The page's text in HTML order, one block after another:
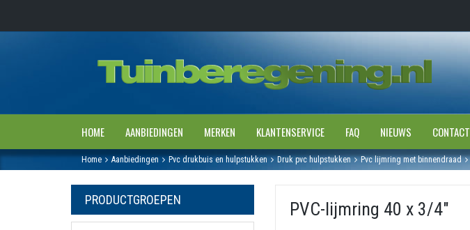
HOME AANBIEDINGEN MERKEN KLANTENSERVICE FAQ NIEUWS CONTACT
Home Aanbiedingen Pvc drukbuis en hulpstukken Druk pvc hulpstukken Pvc lijmring met binnendraad
PRODUCTGROEPEN PVC-lijmring 40 x 3/4"